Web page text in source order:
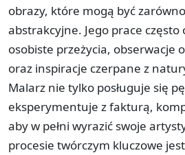
obrazy, które mogą być
abstrakcyjne. Jego prace często
osobiste przeżycia, obserwacje
oraz inspiracje czerpane z
Malarz nie tylko posługuje się
eksperymentuje z fakturą,
aby w pełni wyrazić swoje
procesie twórczym kluczowe